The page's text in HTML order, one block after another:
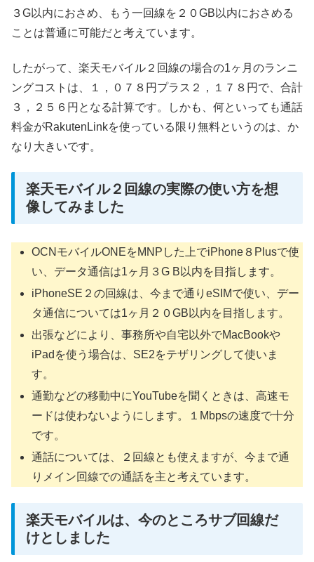
３G以内におさめ、もう一回線を２０GB以内におさめる
ことは普通に可能だと考えています。
したがって、楽天モバイル２回線の場合の1ヶ月のランニ
ングコストは、１，０７８円プラス２，１７８円で、合計
３，２５６円となる計算です。しかも、何といっても通話
料金がRakutenLinkを使っている限り無料というのは、か
なり大きいです。
楽天モバイル２回線の実際の使い方を想
像してみました
OCNモバイルONEをMNPした上でiPhone８Plusで使
い、データ通信は1ヶ月３G B以内を目指します。
iPhoneSE２の回線は、今まで通りeSIMで使い、デー
タ通信については1ヶ月２０GB以内を目指します。
出張などにより、事務所や自宅以外でMacBookや
iPadを使う場合は、SE2をテザリングして使いま
す。
通勤などの移動中にYouTubeを聞くときは 、高速モ
ードは使わないようにします。
１Mbpsの速度で十分
です。
通話については、２回線とも使えますが、今まで通
りメイン回線での通話を主と考えています。
楽天モバイルは、今のところサブ回線だ
けとしました